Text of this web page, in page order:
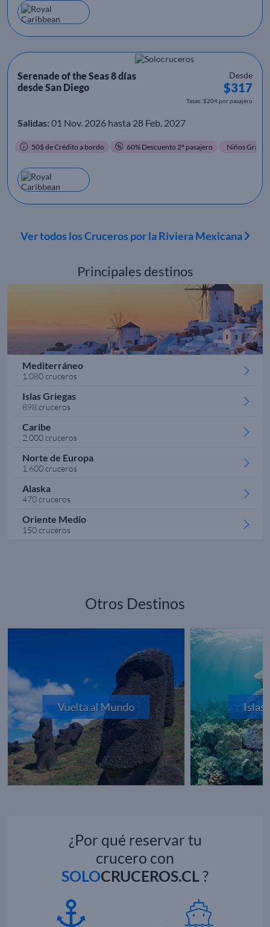
Serenade of the Seas 8 días
desde San Diego
Desde
$317
Tasas: $204 por pasajero
Salidas: 01 Nov. 2026 hasta 28 Feb. 2027
50$ de Crédito a bordo 60% Descuento 2º pasajero Niños Gratis
Ver todos los Cruceros por la Riviera Mexicana
Principales destinos
Mediterráneo
1.080 cruceros
Islas Griegas
898 cruceros
Caribe
2.000 cruceros
Norte de Europa
1.600 cruceros
Alaska
470 cruceros
Oriente Medio
150 cruceros
Otros Destinos
Vuelta al Mundo Islas
¿Por qué reservar tu
crucero con
SOLOCRUCEROS.CL?